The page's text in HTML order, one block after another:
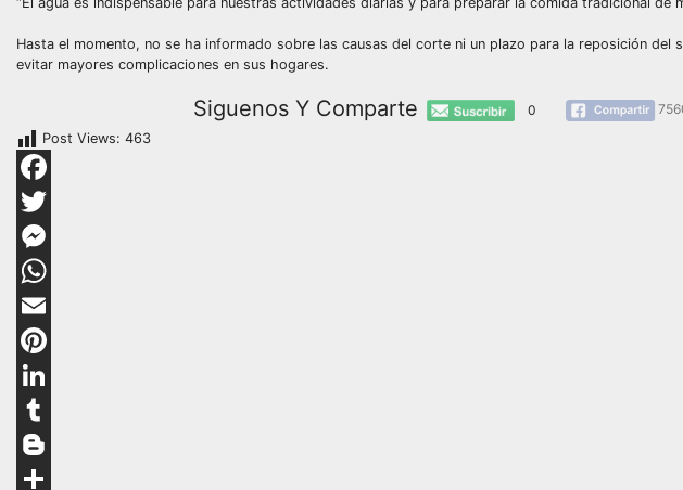
Hasta el momento, no se ha informado sobre las causas del corte ni un plazo para la reposición del
evitar mayores complicaciones en sus hogares.
Siguenos Y Comparte 0
Post Views: 463
Facebook
Twitter
Messenger
WhatsApp
Email
Pinterest
LinkedIn
Tumblr
Blogger